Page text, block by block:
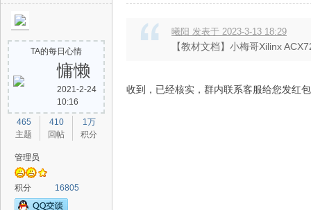
TA的每日心情
慵懒
2021-2-24
10:16
465
主题
410
回帖
1万
积分
管理员
积分 16805
曦阳 发表于 2023-3-13 18:29
【教材文档】小梅哥Xilinx
收到，已经核实，群内联系客服给您发红包